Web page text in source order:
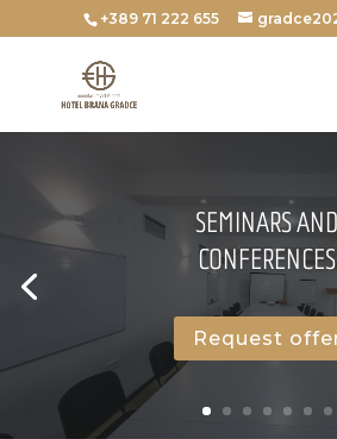
+389 71 222 655
SEMINARS AND
CONFERENCES
Request